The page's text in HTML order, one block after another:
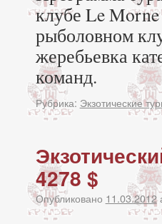
клубе Le
рыболовном
жеребьевка
команд.
Рубрика: Экзотические
4278 $
Опубликовано 11.03.2012